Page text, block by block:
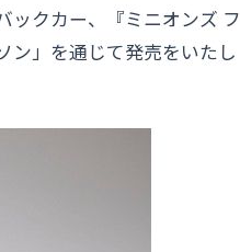
ックカー、『ミニオンズ フ
ン」を通じて発売をいたし